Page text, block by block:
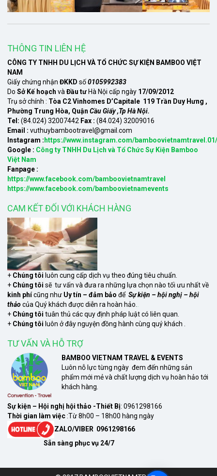
THÔNG TIN LIÊN HỆ
CÔNG TY TNHH DU LỊCH VÀ TỔ CHỨC SỰ KIỆN BAMBOO VIỆT
NAM
Giấy chứng nhận ĐKKD số0105992383
Do Sở Kế hoạch và Đầu tư Hà Nội cấp ngày 17/09/2012
Trụ sở chính : Tòa C2 Vinhomes D’Capitale 119 Trần Duy Hưng ,
Phường Trung Hòa, Quận Cầu Giấy ,Tp Hà Nội.
Tel: (84.024) 32007442 Fax : (84.024) 32009016
Email : vuthuybambootravel@gmail.com
Instagram : https://www.instagram.com/bamboovietnamtravel.01/
Google : Công ty TNHH Du Lịch và Tổ Chức Sự Kiện Bamboo
Việt Nam
Fanpage :
https://www.facebook.com/bamboovietnamtravel
https://www.facebook.com/bamboovietnamevents
CAM KẾT ĐỐI VỚI KHÁCH HÀNG
+ Chúng tôi luôn cung cấp dịch vụ theo đúng tiêu chuẩn.
+ Chúng tôi sẽ tư vấn và đưa ra những lựa chọn nào tối ưu nhất về
kinh phícũng như Uy tín – đảm bảo để Sự kiện – hội nghị – hội
thảocủa Quý khách được diễn ra hoàn hảo.
+ Chúng tôi tuân thủ các quy định pháp luật có liên quan.
+ Chúng tôi luôn ở đây nguyện đồng hành cùng quý khách .
TƯ VẤN VÀ HỖ TRỢ
BAMBOO VIETNAM TRAVEL & EVENTS
Luôn nỗ lực từng ngày đem đến những sản
phẩm mới mẻ và chất lượng dịch vụ hoàn hảo tới
khách hàng.
Sự kiện – Hội nghị hội thảo -Thiết Bị: 0961298166
Thời gian làm việc:Từ 8h00 – 18h00 hàng ngày
ZALO/VIBER 0961298166
Sẵn sàng phục vụ 24/7